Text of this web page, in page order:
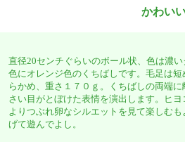
かわい
直径20センチぐらいのボール状、色は濃
色にオレンジ色のくちばしです。毛足は短
らかめ、重さ１７０ｇ。くちばしの両端に
さい目がとぼけた表情を演出します。ヒヨ
よりつぶれ卵なシルエットを見て楽しむも
げて遊んでよし。